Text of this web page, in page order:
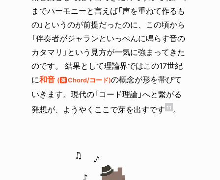
までハーモニーと言えば「声を重ねて作るも
の」というのが前提だったのに、この頃から
「伴奏者がジャランといっぺんに鳴らす音の
カタマリ」という見方が一気に強まってきた
のです。 結果として理論界ではこの17世紀
に和音 Chord/コード の概念が形を帯びて
いきます。現代の「コード理論」へと繋がる
発想が、ようやくここで芽を出すです 11 。